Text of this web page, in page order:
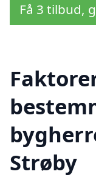
Få 3 tilbud,
Strøby